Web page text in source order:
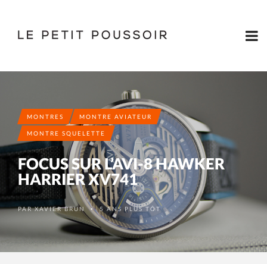
MONTRES MONTRE AVIATEUR
MONTRE SQUELETTE
FOCUS SUR L’AVI-8 HAWKER
HARRIER XV741
PARXAVIER BRUN•5 ANS PLUS TÔT